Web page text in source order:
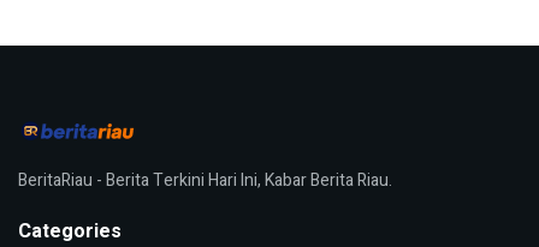
BeritaRiau - Berita Terkini Hari Ini, Kabar Berita Riau.
Categories